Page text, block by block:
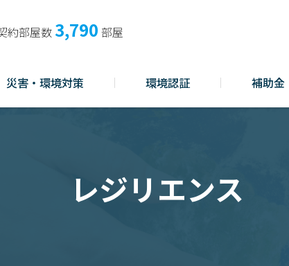
レジリエンス
約部屋数 3,790 部屋
災害・環境対策 環境認証 補助金